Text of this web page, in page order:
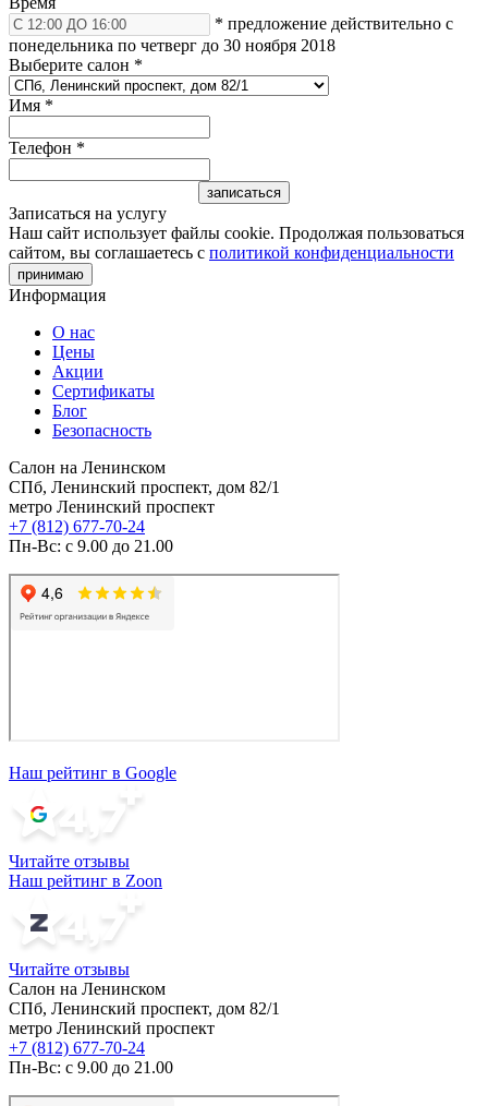
* предложение действительно с
понедельника по четверг до 30 ноября 2018
Выберите салон *
Имя *
Телефон *
Записаться на услугу
Наш сайт использует файлы cookie. Продолжая пользоваться
сайтом, вы соглашаетесь с политикой конфиденциальности
принимаю
Информация
О нас
Цены
Акции
Сертификаты
Блог
Безопасность
Салон на Ленинском
СПб, Ленинский проспект, дом 82/1
метро Ленинский проспект
+7 (812) 677-70-24
Пн-Вс: с 9.00 до 21.00
Наш рейтинг в Google
Читайте отзывы
Наш рейтинг в Zoon
Читайте отзывы
Салон на Ленинском
СПб, Ленинский проспект, дом 82/1
метро Ленинский проспект
+7 (812) 677-70-24
Пн-Вс: с 9.00 до 21.00